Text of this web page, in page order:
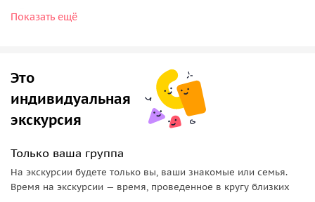
• Дегустация знаменитых кахетинских вин (по желанию) —
• Монастырь Бодбе — одно из самых почитаемых святых
мест Грузии, где покоится святая Нино, просветительница
Грузии.
• Сигнахи — романтичный «город любви» с уютными
улочками, крепостными стенами и великолепными
• Крепость Греми — величественный памятник истории и
Показать ещё
Это
индивидуальная
экскурсия
Только ваша группа
На экскурсии будете только вы, ваши знакомые или семья.
Время на экскурсии — время, проведенное в кругу близких